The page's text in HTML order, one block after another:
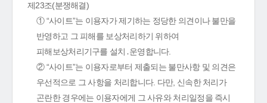
제23조(분쟁해결)
① “사이트”는 이용자가 제기하는 정당한 의견이나 불만을
반영하고 그 피해를 보상처리하기 위하여
피해보상처리기구를 설치․운영합니다.
② “사이트”는 이용자로부터 제출되는 불만사항 및 의견은
우선적으로 그 사항을 처리합니다. 다만, 신속한 처리가
곤란한 경우에는 이용자에게 그 사유와 처리일정을 즉시